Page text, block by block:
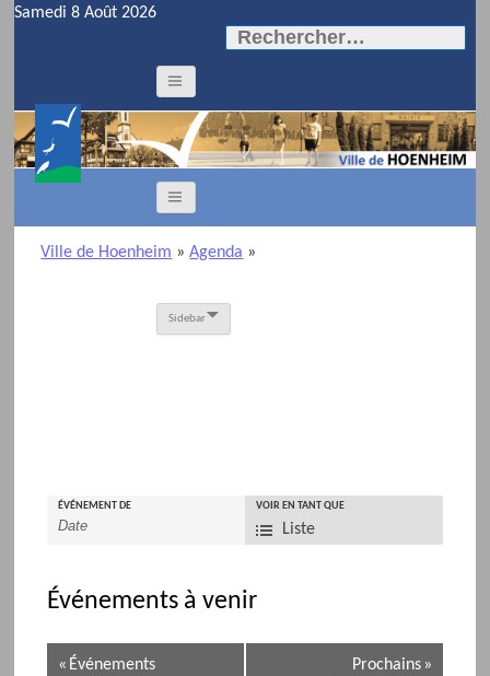
Samedi 8 Août 2026
Rechercher :
Ville de Hoenheim »Agenda »
Sidebar
N
a
i
a
VOIR EN TANT QUE
Liste
ÉVÉNEMENT DE
Événements à venir
« Événements
Prochains »